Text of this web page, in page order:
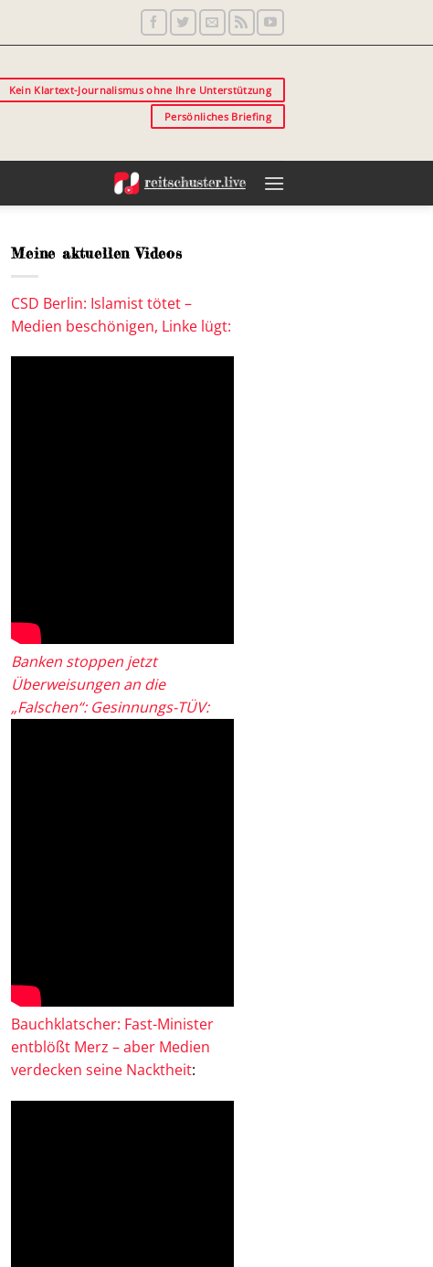
Kein Klartext-Journalismus ohne Ihre Unterstützung
Persönliches Briefing
Meine aktuellen Videos
CSD Berlin: Islamist tötet –
Medien beschönigen, Linke lügt:
Banken stoppen jetzt
Überweisungen an die
„Falschen“: Gesinnungs-TÜV:
Bauchklatscher: Fast-Minister
entblößt Merz – aber Medien
verdecken seine Nacktheit: